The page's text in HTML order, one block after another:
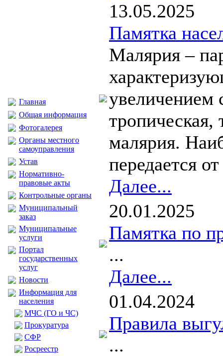
Главная
Общая информация
Фотогалерея
Органы местного
самоуправления
Устав
Нормативно-
правовые акты
Контрольные органы
Муниципальный
заказ
Муниципальные
услуги
Портал
государственных
услуг
Новости
Информация для
населения
МЧС (ГО и ЧС)
Прокуратура
CФР
Росреестр
13.05.2025
Памятка
Малярия –
увеличением
тропическая,
малярия.
передается
Далее...
20.01.2025
Памятка по
...
Далее...
01.04.2024
Правила
...